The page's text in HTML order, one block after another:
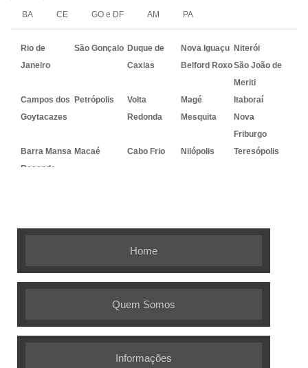
BA CE GO e DF AM PA
Rio de
Janeiro
São Gonçalo Duque de
Caxias
Nova Iguaçu Niterói
Belford RoxoSão João de
Meriti
Campos dos
Goytacazes
Petrópolis
Volta
Redonda
Magé
Itaboraí
Mesquita
Nova
Friburgo
Barra Mansa Macaé Cabo Frio Nilópolis
Teresópolis
Resende
Home
Quem Somos
Informações